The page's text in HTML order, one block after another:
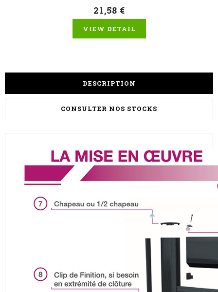
21,58 €
VIEW DETAIL
DESCRIPTION
CONSULTER NOS STOCKS